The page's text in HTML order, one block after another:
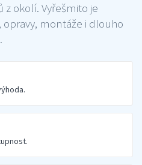
okolí. Vyřešmito je
montáže i dlouho